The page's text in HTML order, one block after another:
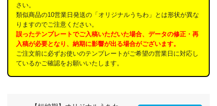
さい。
類似商品の10営業日発送の「オリジナルうちわ」とは形状が異な
りますのでご注意ください。
誤ったテンプレートでご入稿いただいた場合、データの修正・再
入稿が必要となり、納期に影響が出る場合がございます。
ご注文前に必ずお使いのテンプレートがご希望の営業日に対応し
ているかご確認をお願いいたします。